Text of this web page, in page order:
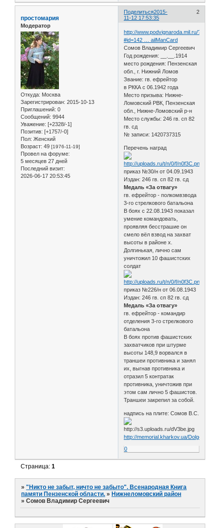
Поделиться 2
2015-
11-12 17:53:35
простомария
Модератор
Откуда: Москва
Зарегистрирован: 2015-10-13
Приглашений: 0
Сообщений: 9944
Уважение: [+2328/-1]
Позитив: [+1757/-0]
Пол: Женский
Возраст: 49 [1976-11-19]
Провел на форуме:
5 месяцев 27 дней
Последний визит:
2026-06-17 20:53:45
http://www.podvignaroda.mil.ru/?
#id=142 … ailManCard
Сомов Владимир Сергеевич
Год рождения: __.__.1914
место рождения: Пензенская
обл., г. Нижний Ломов
Звание: гв. ефрейтор
в РККА с 06.1942 года
Место призыва: Нижне-
Ломовский РВК, Пензенская
обл., Нижне-Ломовский р-н
Место службы: 246 гв. сп 82
гв. сд
№ записи: 1420737315
Перечень наград
приказ №30/н от 04.09.1943
Издан: 246 гв. сп 82 гв. сд
Медаль «За отвагу»
гв. ефрейтор - полкомвзвода
3-го стрелкового батальона
В боях с 22.08.1943 показал
умение командовать,
проявляя бесстрашие он
смело вёл взвод на захват
высоты в районе х.
Долгинькая, лично сам
уничтожил 10 фашистских
солдат
приказ №226/н от 06.08.1943
Издан: 246 гв. сп 82 гв. сд
Медаль «За отвагу»
гв. ефрейтор - командир
отделения 3-го стрелкового
батальона
В боях против фашистских
захватчиков при штурме
высоты 148,9 ворвался в
траншеи противника и занял
их, выгнав противника и
отразил 5 контратак
противника, уничтожив при
этом сам лично 5 фашистов.
Траншеи закрепил за собой.
надпись на плите: Сомов В.С.
http://memorial.kharkov.ua/Dolgenkoe
0
Страница:1
»"Никто не забыт, ничто не забыто". Всенародная Книга
памяти Пензенской области. »Нижнеломовский район
»Сомов Владимир Сергеевич